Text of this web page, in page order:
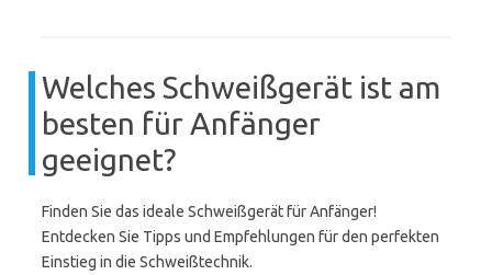
Welches Schweißgerät ist am
besten für Anfänger
geeignet?
Finden Sie das ideale Schweißgerät für Anfänger!
Entdecken Sie Tipps und Empfehlungen für den perfekten
Einstieg in die Schweißtechnik.